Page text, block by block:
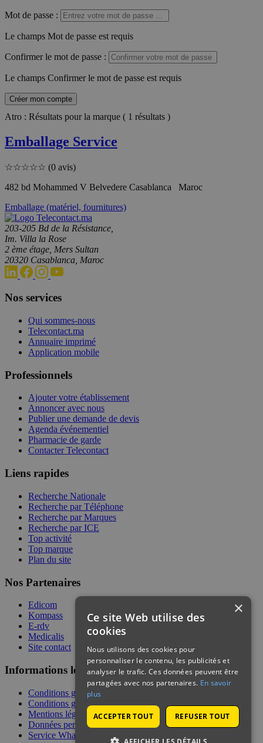
Mot de passe :
Le champs Mot de passe est requis
Confirmer le mot de passe :
Le champs Confirmer le mot de passe est requis
Créer mon compte
Atro : Résultats pour la marque ( 1 résultats )
Emballage Service
☆☆☆☆☆ (0 avis)
482 bd Mohammed V Belvedere Casablanca Maroc
Emballage (matériel, fournitures)
203-205 Bd de la Résistance,
Im. Villa la Rose
2 ème étage, Mers Sultan
20320 Casablanca, Maroc
Nos services
Qui sommes-nous
Telecontact.ma
Annuaire imprimé
Application mobile
Professionnels
Ajouter votre établissement
Annoncer avec nous
Publier une demande de devis
Agenda événementiel
Pharmacie de garde
Contacter Telecontact
Liens rapides
Recherche Nationale
Recherche par Téléphone
Recherche par Marques
Recherche par ICE
Top activité
Top marque
Plan du site
Nos Partenaires
Edicom
Kompass
E-rdv
Medicalis
Site contact
Informations légales
Conditions générales de services
Conditions générales de vente
Mentions légales
Données personnelles
Service WhatsApp
×
Ce site Web utilise des
cookies
Nous utilisons des cookies pour
personnaliser le contenu, les publicités et
analyser le trafic. Ces données peuvent être
partagées avec nos partenaires. En savoir
plus
ACCEPTER TOUT REFUSER TOUT